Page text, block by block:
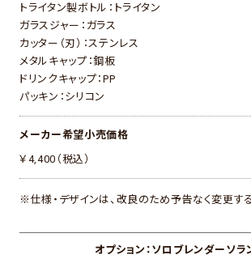
トライタン製ボトル：トライタン
ガラスジャー：ガラス
カッター（刃）：ステンレス
メタルキャップ：鋼板
ドリンクキャップ：PP
パッキン：シリコン
メーカー希望小売価格
￥4,400（税込）
※仕様・デザインは、改良のため予告なく変更する
オプション：ソロブレンダーソラ